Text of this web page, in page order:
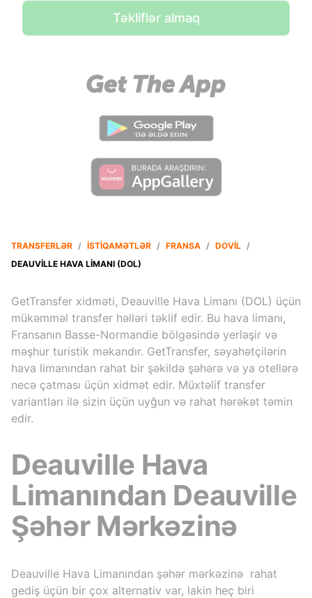
Təkliflər almaq
TRANSFERLƏR / İSTIQAMƏTLƏR / FRANSA / DOVIL /
DEAUVILLE HAVA LIMANI (DOL)
GetTransfer xidməti, Deauville Hava Limanı (DOL) üçün
mükəmməl transfer həlləri təklif edir. Bu hava limanı,
Fransanın Basse-Normandie bölgəsində yerləşir və
məşhur turistik məkandır. GetTransfer, səyahətçilərin
hava limanından rahat bir şəkildə şəhərə və ya otellərə
necə çatması üçün xidmət edir. Müxtəlif transfer
variantları ilə sizin üçün uyğun və rahat hərəkət təmin
edir.
Deauville Hava
Limanından Deauville
Şəhər Mərkəzinə
Deauville Hava Limanından şəhər mərkəzinə rahat
gediş üçün bir çox alternativ var, lakin heç biri